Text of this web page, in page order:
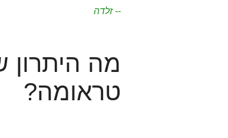
-- זלדה
מה היתרון
טראומה?